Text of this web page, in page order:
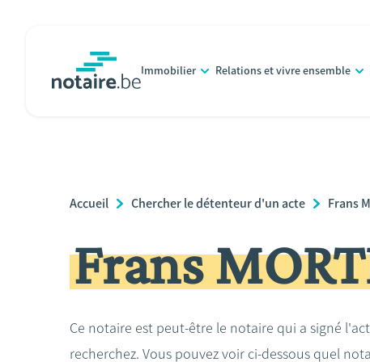
principal
Immobilier Relations et vivre ensemble
Breadcrumb
Accueil Chercher le détenteur d'un acte Frans
Frans
Ce notaire est peut-être le notaire qui a signé
recherchez. Vous pouvez voir ci-dessous quel